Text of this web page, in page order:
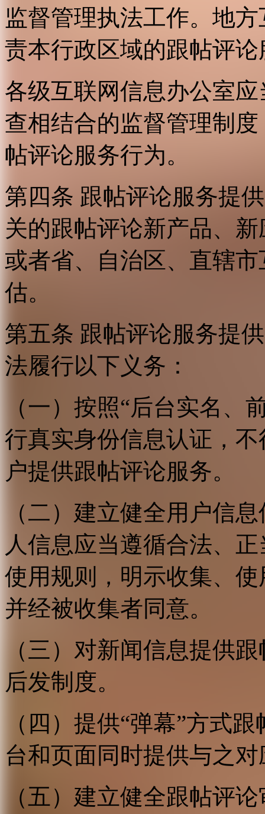
监督管理执法工作。地
责本行政区域的跟帖评
各级互联网信息办公室
查相结合的监督管理制
帖评论服务行为。
第四条 跟帖评论服务提
关的跟帖评论新产品、
或者省、自治区、直辖
估。
第五条 跟帖评论服务提
法履行以下义务：
（一）按照“后台实名、
行真实身份信息认证，
户提供跟帖评论服务。
（二）建立健全用户信
人信息应当遵循合法、
使用规则，明示收集、
并经被收集者同意。
（三）对新闻信息提供
后发制度。
（四）提供“弹幕”方式
台和页面同时提供与之
（五）建立健全跟帖评